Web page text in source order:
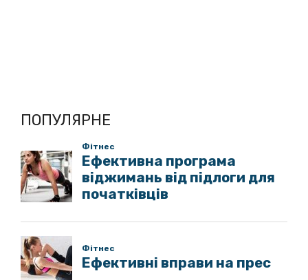
ПОПУЛЯРНЕ